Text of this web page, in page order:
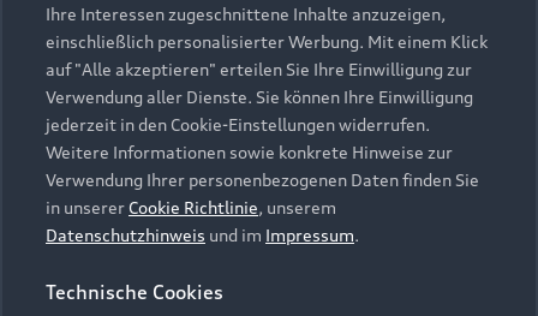
Elektromodelle
Plug-in-Hybride
Gebrauchtwagensuche
Gebrauchtwagen
Finanzierung
Aktionen & Angebote
Geschäftskunden
Saisonale Angebote
Audi Services
Garantie
Audi digital services
myAudi
Support
Kundenservice
Händlersuche
Audi Code
Über Audi
Unternehmen
Karriere
Investor Relations
Ihre Interessen zugeschnittene Inhalte anzuzeigen,
einschließlich personalisierter Werbung. Mit einem Klick
auf "Alle akzeptieren" erteilen Sie Ihre Einwilligung zur
Verwendung aller Dienste. Sie können Ihre Einwilligung
jederzeit in den Cookie-Einstellungen widerrufen.
Weitere Informationen sowie konkrete Hinweise zur
Verwendung Ihrer personenbezogenen Daten finden Sie
in unserer Cookie Richtlinie, unserem
Datenschutzhinweis und im Impressum.
Technische Cookies